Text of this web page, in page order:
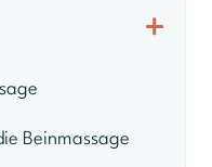
Beinmassage